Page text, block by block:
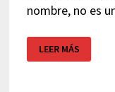
nombre, no es
HOTEL
DE
LUJO
LEER MÁS